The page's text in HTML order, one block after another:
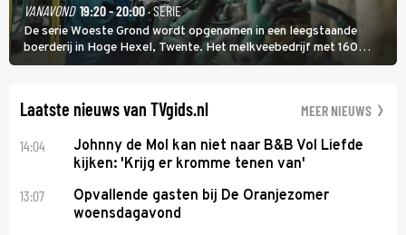
VANAVOND 19:20 - 20:00· SERIE
De serie Woeste Grond wordt opgenomen in een leegstaande
boerderij in Hoge Hexel, Twente. Het melkveebedrijf met 160
koeien moest sluiten, omdat het dicht bij een Natura 2000-gebied
Laatste nieuws van TVgids.nl MEER NIEUWS
14:04
Johnny de Mol kan niet naar B&B Vol Liefde
kijken: 'Krijg er kromme tenen van'
13:07
Opvallende gasten bij De Oranjezomer
woensdagavond